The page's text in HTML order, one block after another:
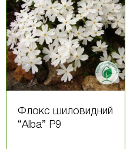
Флокс шиловидний
“Alba” Р9